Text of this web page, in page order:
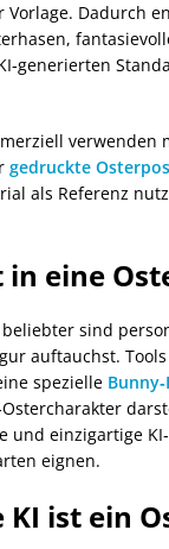
Dadurch
verwenden
gedruckte
als Referenz
in eine
sind
auftauchst.
spezielle
und einzigartige
eignen.
KI ist ein